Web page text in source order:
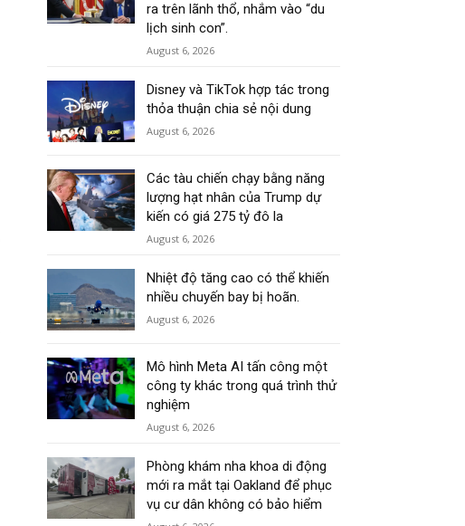
ra trên lãnh thổ, nhắm vào “du
lịch sinh con”.
August 6, 2026
Disney và TikTok hợp tác trong
thỏa thuận chia sẻ nội dung
August 6, 2026
Các tàu chiến chạy bằng năng
lượng hạt nhân của Trump dự
kiến có giá 275 tỷ đô la
August 6, 2026
Nhiệt độ tăng cao có thể khiến
nhiều chuyến bay bị hoãn.
August 6, 2026
Mô hình Meta AI tấn công một
công ty khác trong quá trình thử
nghiệm
August 6, 2026
Phòng khám nha khoa di động
mới ra mắt tại Oakland để phục
vụ cư dân không có bảo hiểm